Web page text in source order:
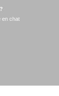
en chat